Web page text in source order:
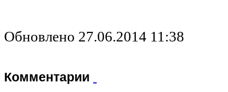
Обновлено 27.06.2014 11:38
Комментарии